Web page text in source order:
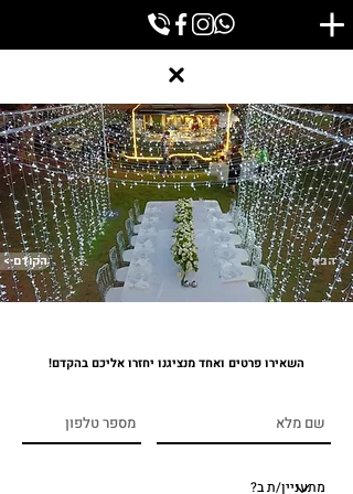
< הקודם הבא >
השאירו פרטים ואחד מנציגנו יחזרו אליכם בהקדם!